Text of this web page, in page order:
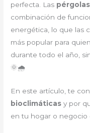
perfecta. Las
combinación de
energética, lo que las
más popular para
durante todo el año,
🌞🌧
En este artículo, te
bioclimáticas y por
en tu hogar o negocio